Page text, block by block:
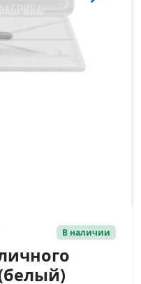
В наличии